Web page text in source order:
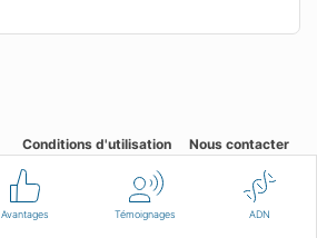
Avantages Témoignages ADN
Conditions d'utilisation Nous contacter